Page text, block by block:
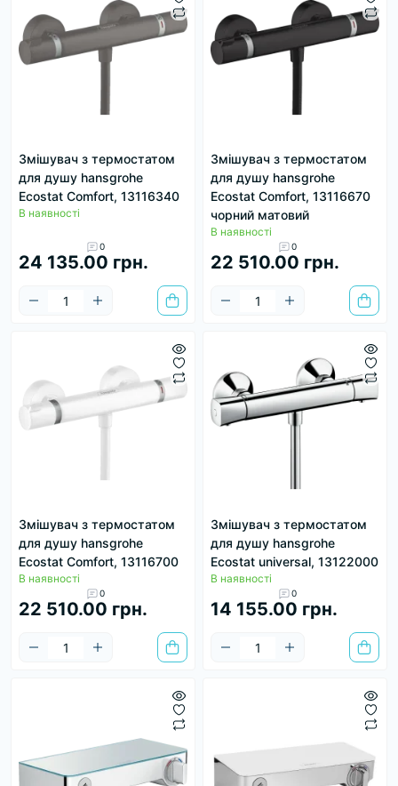
Змішувач з термостатом
для душу hansgrohe
Ecostat Comfort, 13116340
В наявності
0
24 135.00 грн.
Змішувач з термостатом
для душу hansgrohe
Ecostat Comfort, 13116670
чорний матовий
В наявності
0
22 510.00 грн.
Змішувач з термостатом
для душу hansgrohe
Ecostat Comfort, 13116700
В наявності
0
22 510.00 грн.
Змішувач з термостатом
для душу hansgrohe
Ecostat universal, 13122000
В наявності
0
14 155.00 грн.